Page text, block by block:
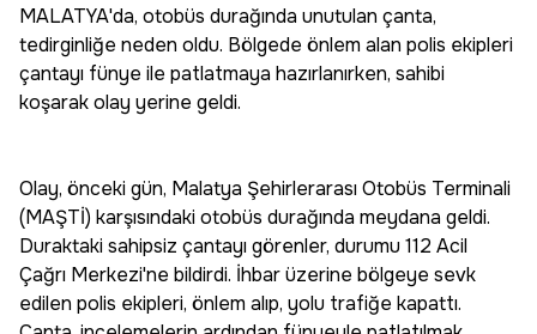
MALATYA'da, otobüs durağında unutulan çanta,
tedirginliğe neden oldu. Bölgede önlem alan polis ekipleri
çantayı fünye ile patlatmaya hazırlanırken, sahibi
koşarak olay yerine geldi.
Olay, önceki gün, Malatya Şehirlerarası Otobüs Terminali
(MAŞTİ) karşısındaki otobüs durağında meydana geldi.
Duraktaki sahipsiz çantayı görenler, durumu 112 Acil
Çağrı Merkezi'ne bildirdi. İhbar üzerine bölgeye sevk
edilen polis ekipleri, önlem alıp, yolu trafiğe kapattı.